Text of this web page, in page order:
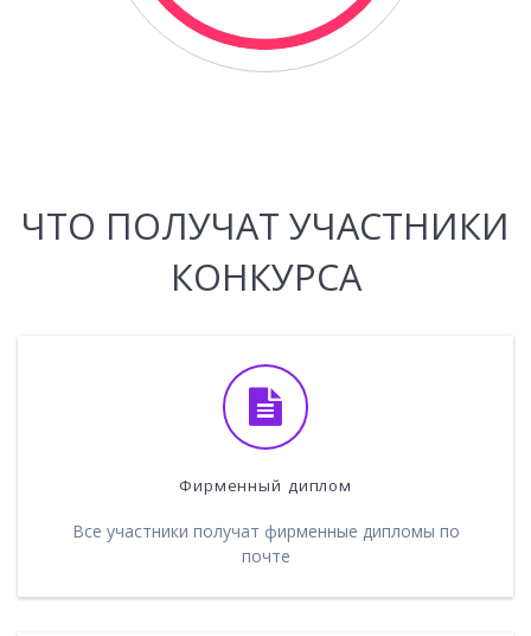
ЧТО ПОЛУЧАТ УЧАСТНИКИ
КОНКУРСА
Фирменный диплом
Все участники получат фирменные дипломы по
почте